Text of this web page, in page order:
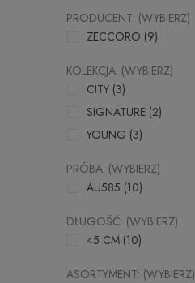
PRODUCENT: (WYBIERZ)
ZECCORO (9)
KOLEKCJA: (WYBIERZ)
CITY (3)
SIGNATURE (2)
YOUNG (3)
PRÓBA: (WYBIERZ)
AU585 (10)
DŁUGOŚĆ: (WYBIERZ)
45 CM (10)
ASORTYMENT: (WYBIERZ)